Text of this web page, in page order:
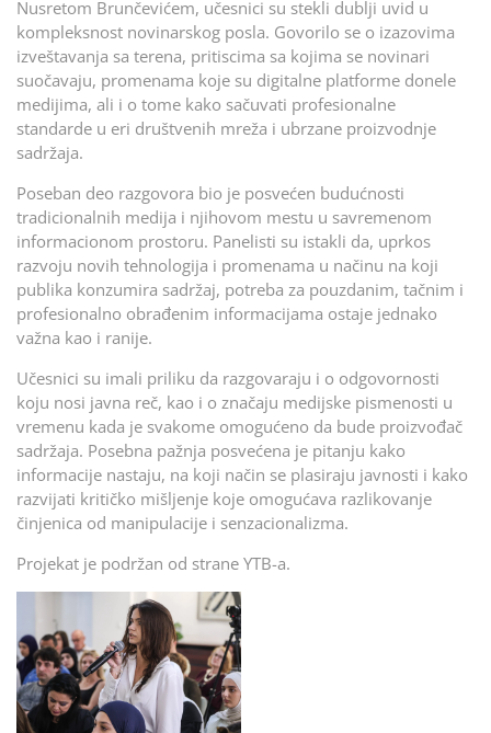
Nusretom Brunčevićem, učesnici su stekli dublji uvid u
kompleksnost novinarskog posla. Govorilo se o izazovima
izveštavanja sa terena, pritiscima sa kojima se novinari
suočavaju, promenama koje su digitalne platforme donele
medijima, ali i o tome kako sačuvati profesionalne
standarde u eri društvenih mreža i ubrzane proizvodnje
sadržaja.
Poseban deo razgovora bio je posvećen budućnosti
tradicionalnih medija i njihovom mestu u savremenom
informacionom prostoru. Panelisti su istakli da, uprkos
razvoju novih tehnologija i promenama u načinu na koji
publika konzumira sadržaj, potreba za pouzdanim, tačnim i
profesionalno obrađenim informacijama ostaje jednako
važna kao i ranije.
Učesnici su imali priliku da razgovaraju i o odgovornosti
koju nosi javna reč, kao i o značaju medijske pismenosti u
vremenu kada je svakome omogućeno da bude proizvođač
sadržaja. Posebna pažnja posvećena je pitanju kako
informacije nastaju, na koji način se plasiraju javnosti i kako
razvijati kritičko mišljenje koje omogućava razlikovanje
činjenica od manipulacije i senzacionalizma.
Projekat je podržan od strane YTB-a.